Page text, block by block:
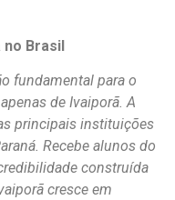
no Brasil
fundamental para o
de Ivaiporã. A
principais instituições
Recebe alunos do
construída
cresce em